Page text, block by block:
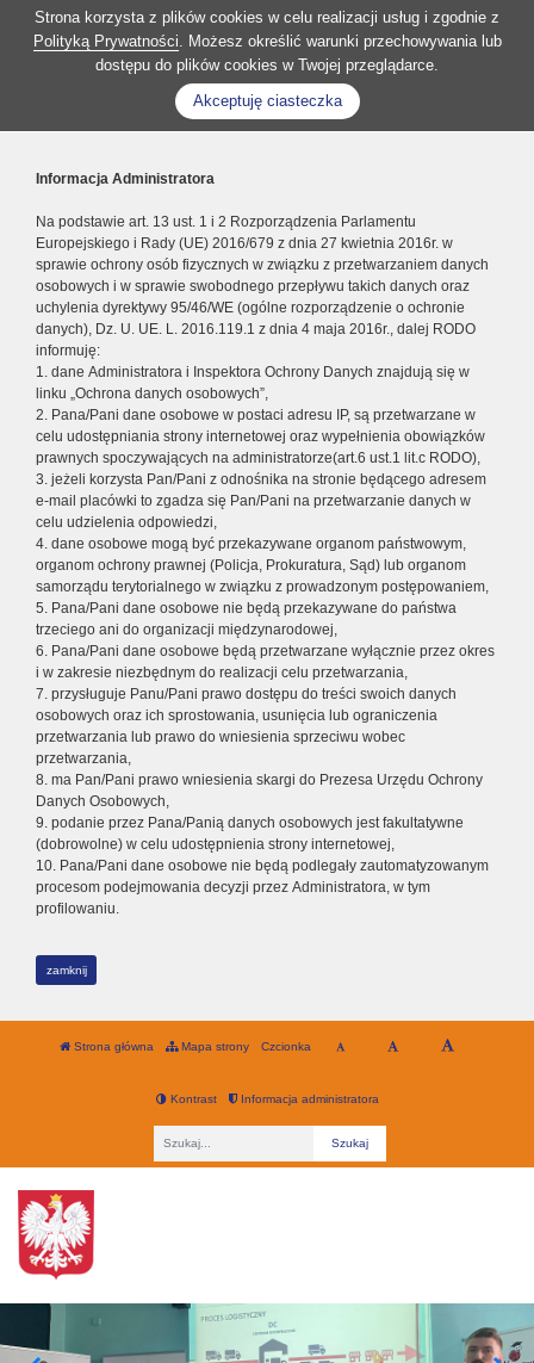
Strona korzysta z plików cookies w celu realizacji usług i zgodnie z
Polityką Prywatności. Możesz określić warunki przechowywania lub
dostępu do plików cookies w Twojej przeglądarce.
Akceptuję ciasteczka
Informacja Administratora
Na podstawie art. 13 ust. 1 i 2 Rozporządzenia Parlamentu
Europejskiego i Rady (UE) 2016/679 z dnia 27 kwietnia 2016r. w
sprawie ochrony osób fizycznych w związku z przetwarzaniem danych
osobowych i w sprawie swobodnego przepływu takich danych oraz
uchylenia dyrektywy 95/46/WE (ogólne rozporządzenie o ochronie
danych), Dz. U. UE. L. 2016.119.1 z dnia 4 maja 2016r., dalej RODO
informuję:
1. dane Administratora i Inspektora Ochrony Danych znajdują się w
linku „Ochrona danych osobowych”,
2. Pana/Pani dane osobowe w postaci adresu IP, są przetwarzane w
celu udostępniania strony internetowej oraz wypełnienia obowiązków
prawnych spoczywających na administratorze(art.6 ust.1 lit.c RODO),
3. jeżeli korzysta Pan/Pani z odnośnika na stronie będącego adresem
e-mail placówki to zgadza się Pan/Pani na przetwarzanie danych w
celu udzielenia odpowiedzi,
4. dane osobowe mogą być przekazywane organom państwowym,
organom ochrony prawnej (Policja, Prokuratura, Sąd) lub organom
samorządu terytorialnego w związku z prowadzonym postępowaniem,
5. Pana/Pani dane osobowe nie będą przekazywane do państwa
trzeciego ani do organizacji międzynarodowej,
6. Pana/Pani dane osobowe będą przetwarzane wyłącznie przez okres
i w zakresie niezbędnym do realizacji celu przetwarzania,
7. przysługuje Panu/Pani prawo dostępu do treści swoich danych
osobowych oraz ich sprostowania, usunięcia lub ograniczenia
przetwarzania lub prawo do wniesienia sprzeciwu wobec
przetwarzania,
8. ma Pan/Pani prawo wniesienia skargi do Prezesa Urzędu Ochrony
Danych Osobowych,
9. podanie przez Pana/Panią danych osobowych jest fakultatywne
(dobrowolne) w celu udostępnienia strony internetowej,
10. Pana/Pani dane osobowe nie będą podlegały zautomatyzowanym
procesom podejmowania decyzji przez Administratora, w tym
profilowaniu.
zamknij
Strona główna Mapa strony Czcionka
Kontrast Informacja administratora